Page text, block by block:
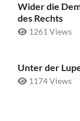
Wider die
des Rechts
1261 Views
Unter der
1174 Views